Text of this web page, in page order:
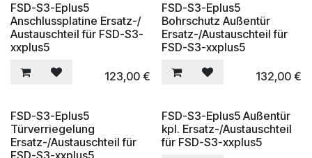
FSD-S3-Eplus5
Anschlussplatine Ersatz-/
Austauschteil für FSD-S3-
xxplus5
123,00€
FSD-S3-Eplus5
Bohrschutz Außentür
Ersatz-/Austauschteil für
FSD-S3-xxplus5
132,00€
FSD-S3-Eplus5
Türverriegelung
Ersatz-/Austauschteil für
FSD-S3-xxplus5
FSD-S3-Eplus5 Außentür
kpl. Ersatz-/Austauschteil
für FSD-S3-xxplus5